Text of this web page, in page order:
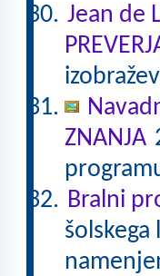
Jean de
ZNANJA
Bralni